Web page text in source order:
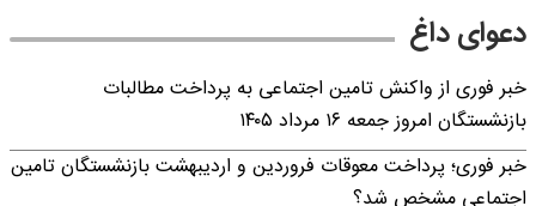
دعوای داغ
خبر فوری از واکنش تامین اجتماعی به پرداخت مطالبات
بازنشستگان امروز جمعه ۱۶ مرداد ۱۴۰۵
خبر فوری؛ پرداخت معوقات فروردین و اردیبهشت بازنشستگان تامین
اجتماعی مشخص شد؟